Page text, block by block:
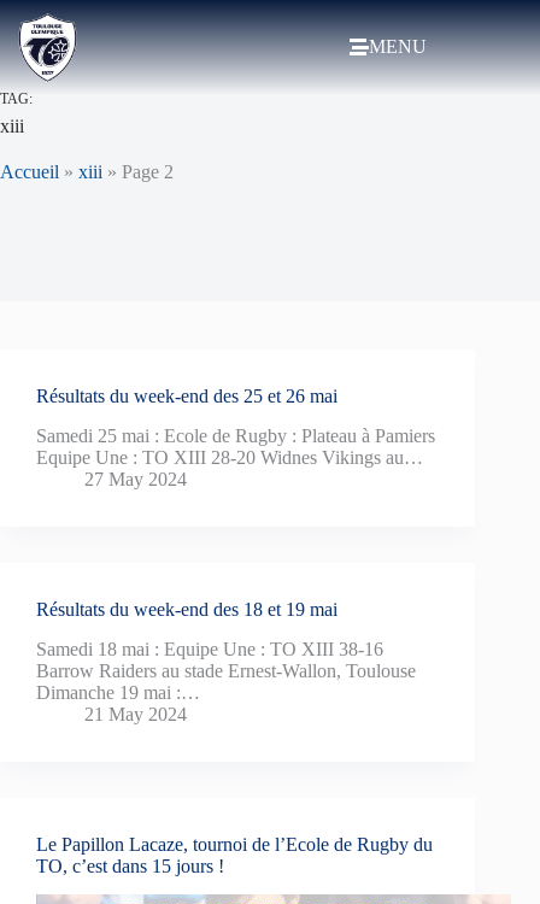
MENU
TAG:
xiii
Accueil » xiii » Page 2
Résultats du week-end des 25 et 26 mai
Samedi 25 mai : Ecole de Rugby : Plateau à Pamiers
Equipe Une : TO XIII 28-20 Widnes Vikings au…
27 May 2024
Résultats du week-end des 18 et 19 mai
Samedi 18 mai : Equipe Une : TO XIII 38-16
Barrow Raiders au stade Ernest-Wallon, Toulouse
Dimanche 19 mai :…
21 May 2024
Le Papillon Lacaze, tournoi de l’Ecole de Rugby du
TO, c’est dans 15 jours !